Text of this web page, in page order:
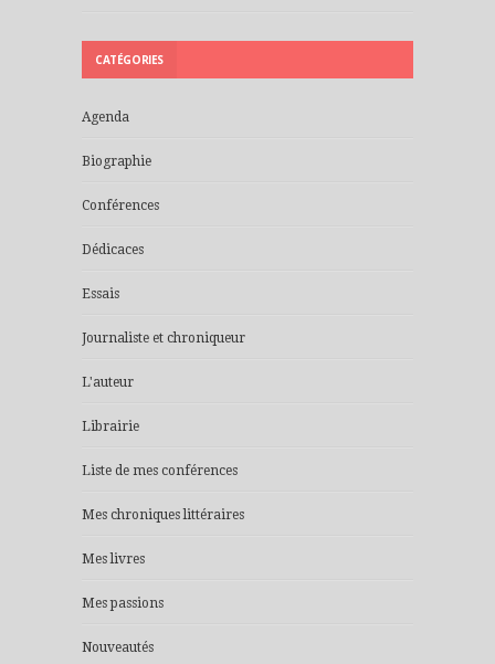
CATÉGORIES
Agenda
Biographie
Conférences
Dédicaces
Essais
Journaliste et chroniqueur
L'auteur
Librairie
Liste de mes conférences
Mes chroniques littéraires
Mes livres
Mes passions
Nouveautés